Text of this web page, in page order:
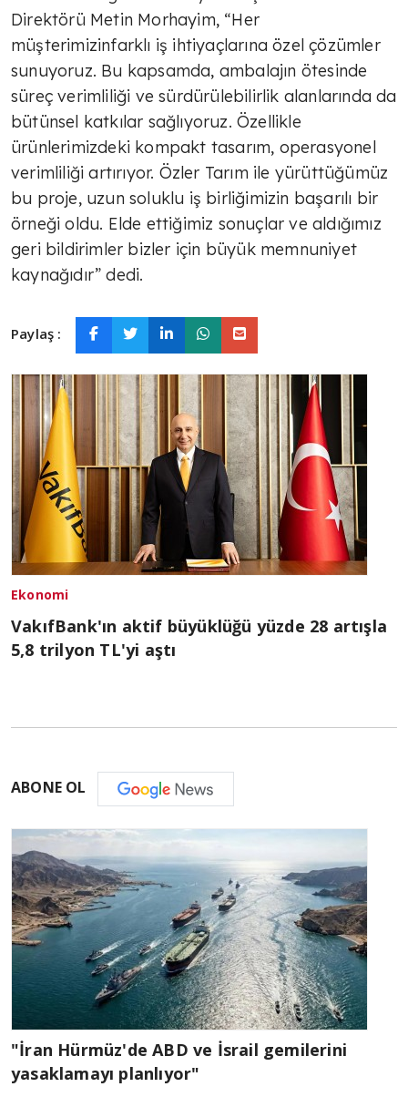
Direktörü Metin Morhayim, “Her
müşterimizinfarklı iş ihtiyaçlarına özel çözümler
sunuyoruz. Bu kapsamda, ambalajın ötesinde
süreç verimliliği ve sürdürülebilirlik alanlarında da
bütünsel katkılar sağlıyoruz. Özellikle
ürünlerimizdeki kompakt tasarım, operasyonel
verimliliği artırıyor. Özler Tarım ile yürüttüğümüz
bu proje, uzun soluklu iş birliğimizin başarılı bir
örneği oldu. Elde ettiğimiz sonuçlar ve aldığımız
geri bildirimler bizler için büyük memnuniyet
kaynağıdır” dedi.
Paylaş :
Ekonomi
VakıfBank'ın aktif büyüklüğü yüzde 28 artışla
5,8 trilyon TL'yi aştı
ABONE OL
"İran Hürmüz'de ABD ve İsrail gemilerini
yasaklamayı planlıyor"